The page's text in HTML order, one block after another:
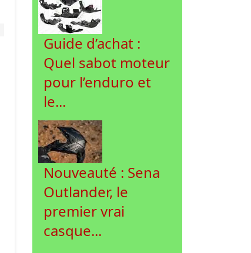
Guide d’achat :
Quel sabot moteur
pour l’enduro et
le...
Nouveauté : Sena
Outlander, le
premier vrai
casque...